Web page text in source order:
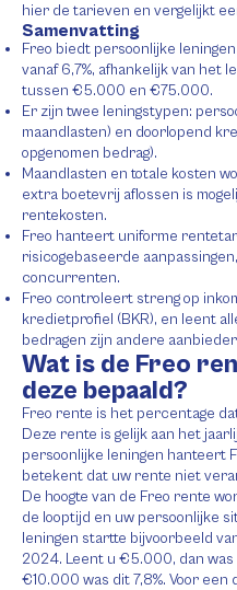
hier de tarieven en vergelijkt
Samenvatting
Freo biedt persoonlijke
vanaf 6,7%, afhankelijk van het
tussen €5.000 en €75.000.
Er zijn twee leningstypen:
maandlasten) en doorlopend
opgenomen bedrag).
Maandlasten en totale kosten
extra boetevrij aflossen is
rentekosten.
Freo hanteert uniforme
risicogebaseerde
concurrenten.
Freo controleert streng op
kredietprofiel (BKR), en leent
bedragen zijn andere
Wat is de Freo
deze bepaald?
Freo rente is het percentage
Deze rente is gelijk aan het
persoonlijke leningen hanteert
betekent dat uw rente niet
De hoogte van de Freo rente
de looptijd en uw persoonlijke
leningen startte bijvoorbeeld
2024. Leent u €5.000, dan was
€10.000 was dit 7,8%. Voor